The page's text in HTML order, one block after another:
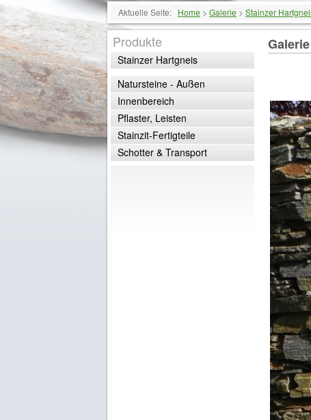
Aktuelle Seite: Home > Galerie > Stainzer
Produkte
Stainzer Hartgneis
Natursteine - Außen
Innenbereich
Pflaster, Leisten
Stainzit-Fertigteile
Schotter & Transport
Galerie